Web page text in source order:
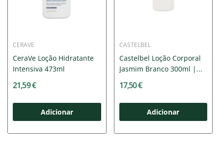
CERAVE
CeraVe Loção Hidratante
Intensiva 473ml
21,59 €
Adicionar
CASTELBEL
Castelbel Loção Corporal
Jasmim Branco 300ml |...
17,50 €
Adicionar